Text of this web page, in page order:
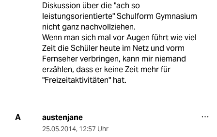
Diskussion über die "ach so
leistungsorientierte" Schulform Gymnasium
nicht ganz nachvollziehen.
Wenn man sich mal vor Augen führt wie viel
Zeit die Schüler heute im Netz und vorm
Fernseher verbringen, kann mir niemand
erzählen, dass er keine Zeit mehr für
"Freizeitaktivitäten" hat.
A austenjane
25.05.2014, 12:57 Uhr